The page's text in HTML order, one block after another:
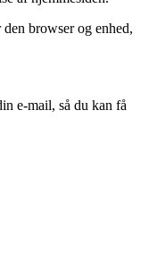
browser og enhed,
e-mail, så du kan få